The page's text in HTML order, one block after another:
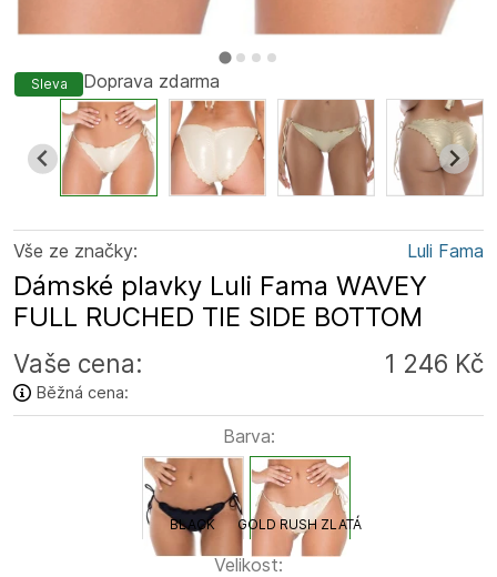
Sleva
Vše ze značky: Luli Fama
Dámské plavky Luli Fama WAVEY
FULL RUCHED TIE SIDE BOTTOM
Vaše cena: 1 246 Kč
Běžná cena:
Barva:
BLACK GOLD RUSH ZLATÁ
Velikost:
Doprava zdarma